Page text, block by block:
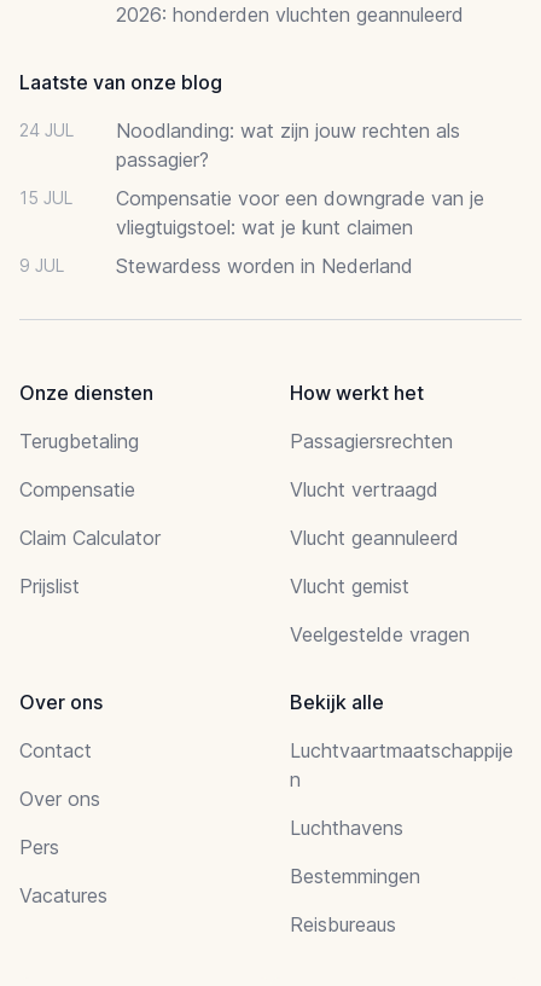
2026: honderden vluchten geannuleerd
Laatste van onze blog
24 JUL
Noodlanding: wat zijn jouw rechten als
passagier?
15 JUL
Compensatie voor een downgrade van je
vliegtuigstoel: wat je kunt claimen
9 JUL Stewardess worden in Nederland
Onze diensten
Terugbetaling
Compensatie
Claim Calculator
Prijslist
How werkt het
Passagiersrechten
Vlucht vertraagd
Vlucht geannuleerd
Vlucht gemist
Veelgestelde vragen
Over ons
Contact
Over ons
Pers
Vacatures
Bekijk alle
Luchtvaartmaatschappije
n
Luchthavens
Bestemmingen
Reisbureaus